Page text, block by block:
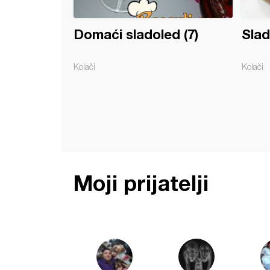
Domaći sladoled (7)
Kolači Kolači
Moji prijatelji